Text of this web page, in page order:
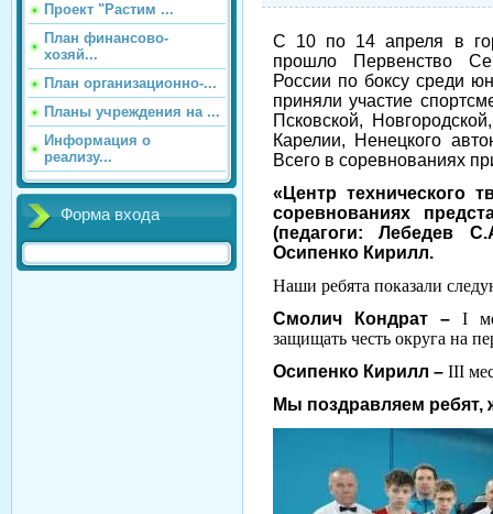
Проект "Растим ...
План финансово-
хозяй...
План организационно-...
Планы учреждения на ...
Информация о
реализу...
Форма входа
С 10 по 14 апреля в
прошло Первенство
России по боксу среди
приняли участие
Псковской,
Карелии, Ненецкого
Всего в соревнованиях
«Центр технического
соревнованиях
(педагоги: Лебедев
Осипенко Кирилл.
Наши ребята показали
Смолич Кондрат – I
защищать честь округа на
Осипенко Кирилл – III
Мы поздравляем